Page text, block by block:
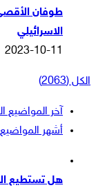
طوفان
الاسرائيلي
2023-10-11
الكل (2063)
آخر المواضيع
أشهر المواضيع
هل تستطيع